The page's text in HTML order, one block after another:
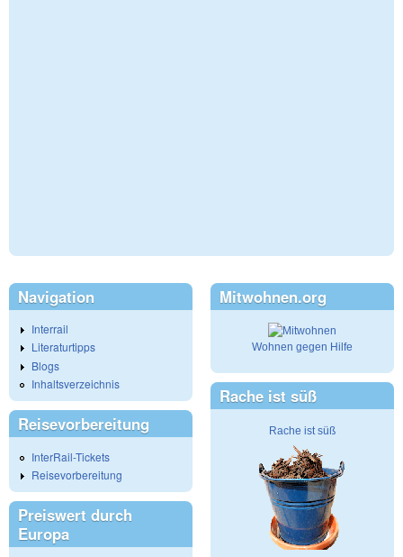
Navigation
Interrail
Literaturtipps
Blogs
Inhaltsverzeichnis
Reisevorbereitung
InterRail-Tickets
Reisevorbereitung
Preiswert durch
Europa
Mitwohnen.org
Wohnen gegen Hilfe
Rache ist süß
Rache ist süß